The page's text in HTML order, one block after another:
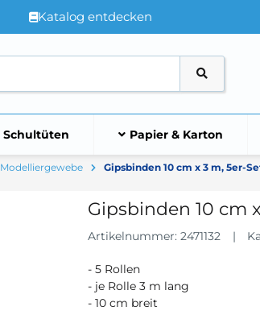
Katalog entdecken
Schultüten Papier & Karton
Modelliergewebe Gipsbinden 10 cm x 3 m, 5er-
Gipsbinden 10 cm
Artikelnummer: 2471132
- 5 Rollen
- je Rolle 3 m lang
- 10 cm breit